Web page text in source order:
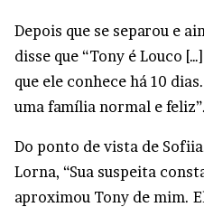
Depois que se separou e
disse que “Tony é Louco
que ele conhece há 10
uma família normal e feliz”.
Do ponto de vista de
Lorna, “Sua suspeita
aproximou Tony de mim.